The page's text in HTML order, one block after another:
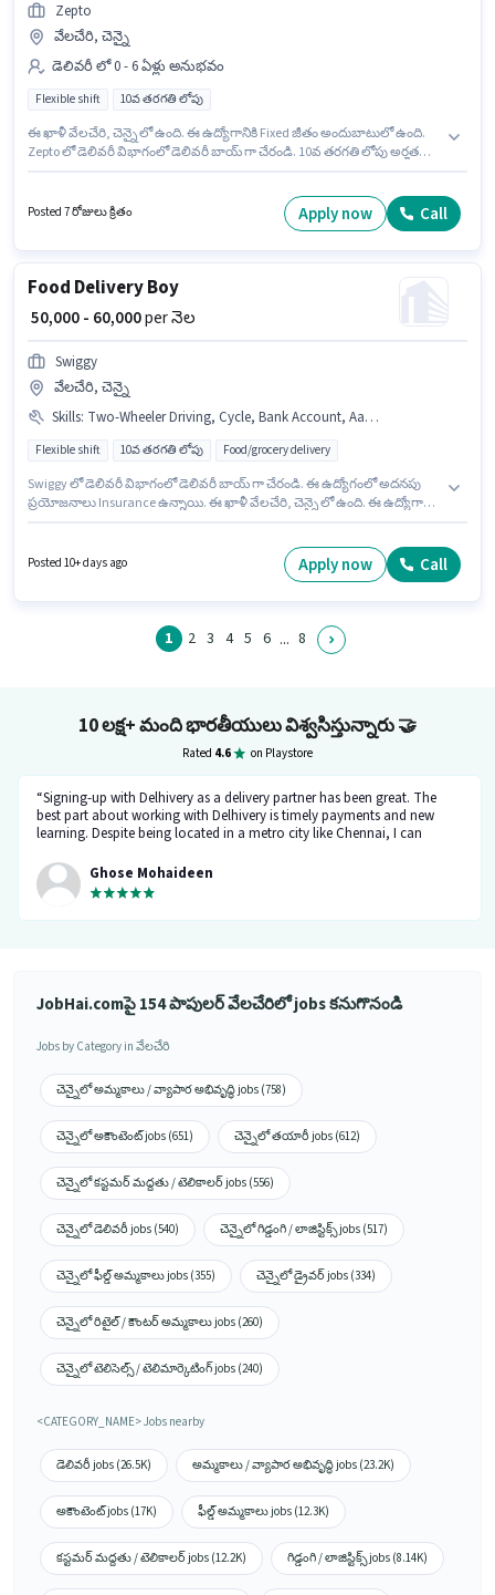
Zepto
వేలచేరి, చెన్నై
డెలివరీ లో 0 - 6 ఏళ్లు అనుభవం
Flexible shift 10వ తరగతి లోపు
ఈ ఖాళీ వేలచేరి, చెన్నై లో ఉంది. ఈ ఉద్యోగానికి Fixed జీతం అందుబాటులో ఉంది.
Zepto లో డెలివరీ విభాగంలో డెలివరీ బాయ్ గా చేరండి. 10వ తరగతి లోపు అర్హత
Time ఉద్యోగం, ఇందులో FLEXIBLE shift మరియు వారానికి 6 days working
Posted 7 రోజులు క్రితం Apply now Call
Food Delivery Boy
₹ 50,000 - 60,000per నెల
Swiggy
వేలచేరి, చెన్నై
Skills: Two-Wheeler Driving, Cycle, Bank Account, Aadhar Card, Smartphone, PAN Card, Bike, RC, 2-Wheeler Driving Licence
Flexible shift 10వ తరగతి లోపు Food/grocery delivery
Swiggy లో డెలివరీ విభాగంలో డెలివరీ బాయ్ గా చేరండి. ఈ ఉద్యోగంలో అదనపు
ప్రయోజనాలు Insurance ఉన్నాయి. ఈ ఖాళీ వేలచేరి, చెన్నై లో ఉంది. ఈ ఉద్యోగానికి
డాక్యుమెంట్లు PAN Card, RC, Aadhar Card, 2-Wheeler Driving Licence, Bank
Posted 10+ days ago Apply now Call
1 2 3 4 5 6 ... 8
10 లక్ష+ మంది భారతీయులు విశ్వసిస్తున్నారు🤝
Rated 4.6 on Playstore
“Signing-up with Delhivery as a delivery partner has been great. The
best part about working with Delhivery is timely payments and new
learning. Despite being located in a metro city like Chennai, I can
supportive, and I look forward to continuing my association here.”
Ghose Mohaideen
JobHai.comపై 154 పాపులర్ వేలచేరిలో jobs కనుగొనండి
Jobs by Category in వేలచేరి
చెన్నైలో అమ్మకాలు / వ్యాపార అభివృద్ధి jobs (758)
చెన్నైలో అకౌంటెంట్ jobs (651) చెన్నైలో తయారీ jobs (612)
చెన్నైలో కస్టమర్ మద్దతు / టెలికాలర్ jobs (556)
చెన్నైలో డెలివరీ jobs (540) చెన్నైలో గిడ్డంగి / లాజిస్టిక్స్ jobs (517)
చెన్నైలో ఫీల్డ్ అమ్మకాలు jobs (355) చెన్నైలో డ్రైవర్ jobs (334)
చెన్నైలో రిటైల్ / కౌంటర్ అమ్మకాలు jobs (260)
చెన్నైలో టెలిసెల్స్ / టెలిమార్కెటింగ్ jobs (240)
<CATEGORY_NAME> Jobs nearby
డెలివరీ jobs (26.5K) అమ్మకాలు / వ్యాపార అభివృద్ధి jobs (23.2K)
అకౌంటెంట్ jobs (17K) ఫీల్డ్ అమ్మకాలు jobs (12.3K)
కస్టమర్ మద్దతు / టెలికాలర్ jobs (12.2K) గిడ్డంగి / లాజిస్టిక్స్ jobs (8.14K)